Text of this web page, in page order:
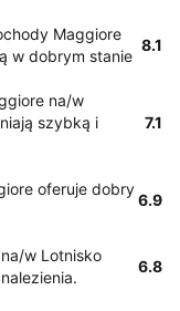
Maggiore
w dobrym stanie
8.1
na/w
szybką i
7.1
oferuje dobry
6.9
w Lotnisko
6.8